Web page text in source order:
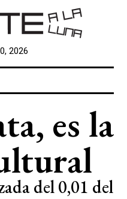
2026
es la
del 0,01 del